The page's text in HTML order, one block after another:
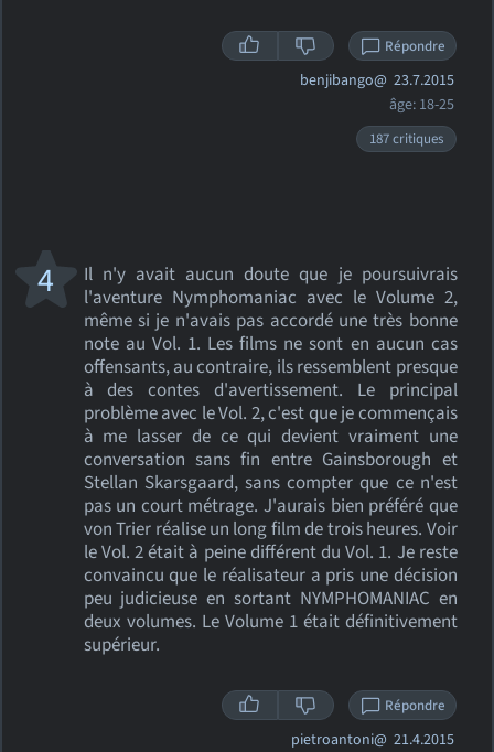
Répondre
benjibango@ 23.7.2015
âge: 18-25
187 critiques
Il n'y avait aucun doute que je poursuivrais
l'aventure Nymphomaniac avec le Volume 2,
même si je n'avais pas accordé une très bonne
note au Vol. 1. Les films ne sont en aucun cas
offensants, au contraire, ils ressemblent presque
à des contes d'avertissement. Le principal
problème avec le Vol. 2, c'est que je commençais
à me lasser de ce qui devient vraiment une
conversation sans fin entre Gainsborough et
Stellan Skarsgaard, sans compter que ce n'est
pas un court métrage. J'aurais bien préféré que
von Trier réalise un long film de trois heures. Voir
le Vol. 2 était à peine différent du Vol. 1. Je reste
convaincu que le réalisateur a pris une décision
peu judicieuse en sortant NYMPHOMANIAC en
deux volumes. Le Volume 1 était définitivement
supérieur.
4
Répondre
pietroantoni@ 21.4.2015